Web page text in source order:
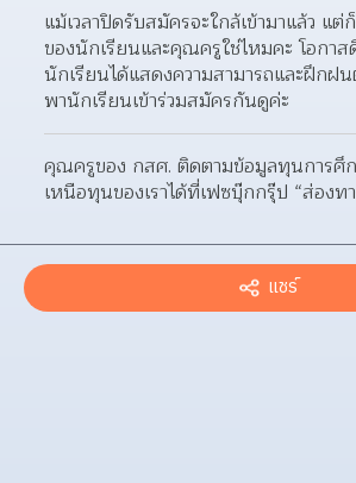
แม้เวลาปิดรับสมัครจะใกล้เข้ามาแล้ว แต่
ของนักเรียนและคุณครูใช่ไหมคะ โอกา
นักเรียนได้แสดงความสามารถและฝึกฝ
พานักเรียนเข้าร่วมสมัครกันดูค่ะ
คุณครูของ กสศ. ติดตามข้อมูลทุนการศึ
เหนือทุนของเราได้ที่เฟซบุ๊กกรุ๊ป “ส่อง
แชร์